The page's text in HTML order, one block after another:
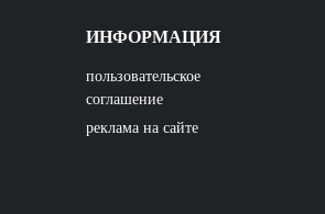
ИНФОРМАЦИЯ
пользовательское
соглашение
реклама на сайте